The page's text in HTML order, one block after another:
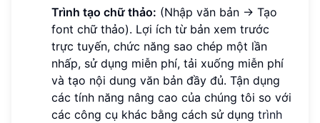
Trình tạo chữ thảo: (Nhập văn bản → Tạo
font chữ thảo). Lợi ích từ bản xem trước
trực tuyến, chức năng sao chép một lần
nhấp, sử dụng miễn phí, tải xuống miễn phí
và tạo nội dung văn bản đầy đủ. Tận dụng
các tính năng nâng cao của chúng tôi so với
các công cụ khác bằng cách sử dụng trình